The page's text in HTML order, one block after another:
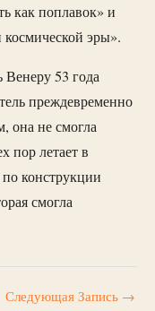
как поплавок» и
космической эры».
Венеру 53 года
преждевременно
она не смогла
пор летает в
конструкции
смогла
Следующая Запись →